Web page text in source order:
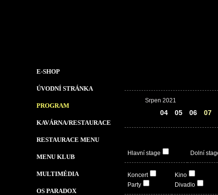
E-SHOP
ÚVODNÍ STRÁNKA
PROGRAM
KAVÁRNA/RESTAURACE
RESTAURACE MENU
MENU KLUB
MULTIMÉDIA
OS PARADOX
Srpen 2021
04 05 06 07
Hlavní stage Dolní
Koncert
Party
Kino
Divadlo